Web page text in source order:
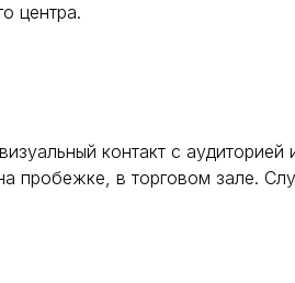
центра.
контакт с аудиторией
пробежке, в торговом зале.